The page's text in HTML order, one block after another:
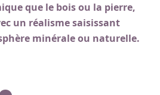
que le bois ou la pierre,
un réalisme saisissant
minérale ou naturelle.